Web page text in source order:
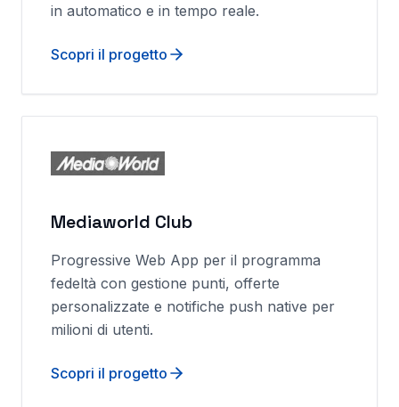
in automatico e in tempo reale.
Scopri il progetto
Mediaworld Club
Progressive Web App per il programma
fedeltà con gestione punti, offerte
personalizzate e notifiche push native per
milioni di utenti.
Scopri il progetto